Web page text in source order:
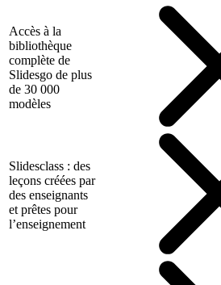
Accès à la
bibliothèque
complète de
Slidesgo de plus
de 30 000
modèles
Slidesclass : des
leçons créées par
des enseignants
et prêtes pour
l’enseignement